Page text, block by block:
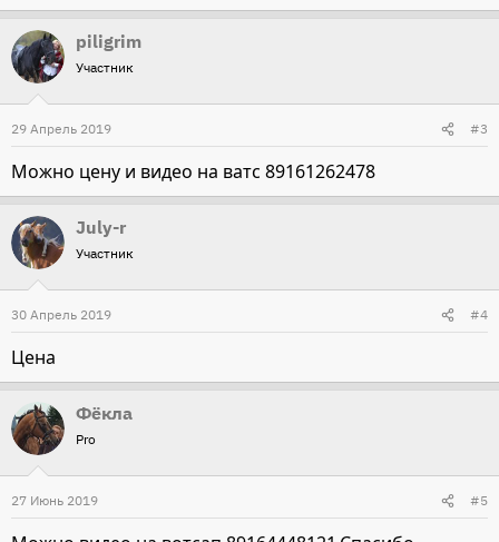
piligrim
Участник
29 Апрель 2019 #3
Можно цену и видео на ватс 89161262478
July-r
Участник
30 Апрель 2019 #4
Цена
Фёкла
Pro
27 Июнь 2019 #5